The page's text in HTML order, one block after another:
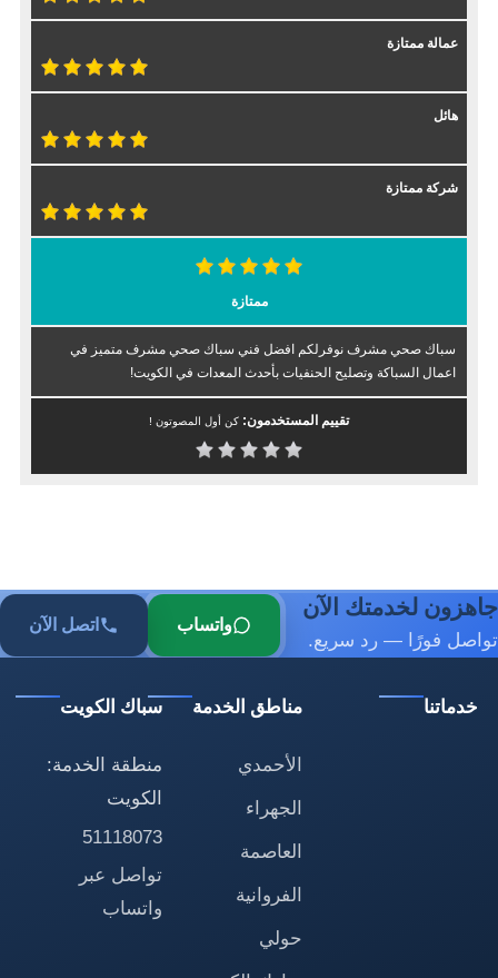
عمالة ممتازة
هائل
شركة ممتازة
ممتازة
سباك صحي مشرف نوفرلكم افضل فني سباك صحي مشرف متميز في
اعمال السباكة وتصليح الحنفيات بأحدث المعدات في الكويت!
تقييم المستخدمون: كن أول المصوتون !
جاهزون لخدمتك الآن
تواصل فورًا — رد سريع.
واتساب اتصل الآن
خدماتنا مناطق الخدمة
الأحمدي
الجهراء
العاصمة
الفروانية
حولي
سباك الكويت
منطقة الخدمة:
الكويت
51118073
تواصل عبر
واتساب